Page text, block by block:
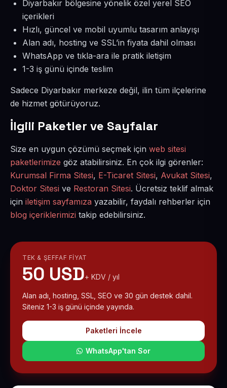
Diyarbakır bölgesine yönelik özel yerel SEO
içerikleri
Hızlı, güncel ve mobil uyumlu tasarım anlayışı
Alan adı, hosting ve SSL’in fiyata dahil olması
WhatsApp ve tıkla-ara ile pratik iletişim
1-3 iş günü içinde teslim
Sadece Diyarbakır merkeze değil, ilin tüm ilçelerine
de hizmet götürüyoruz.
İlgili Paketler ve Sayfalar
Size en uygun çözümü seçmek için web sitesi
paketlerimize göz atabilirsiniz. En çok ilgi görenler:
Kurumsal Firma Sitesi, E-Ticaret Sitesi, Avukat Sitesi,
Doktor Sitesi ve Restoran Sitesi. Ücretsiz teklif almak
için iletişim sayfamıza yazabilir, faydalı rehberler için
blog içeriklerimizi takip edebilirsiniz.
TEK & ŞEFFAF FIYAT
50 USD+ KDV / yıl
Alan adı, hosting, SSL, SEO ve 30 gün destek dahil.
Siteniz 1-3 iş günü içinde yayında.
Paketleri İncele
WhatsApp'tan Sor